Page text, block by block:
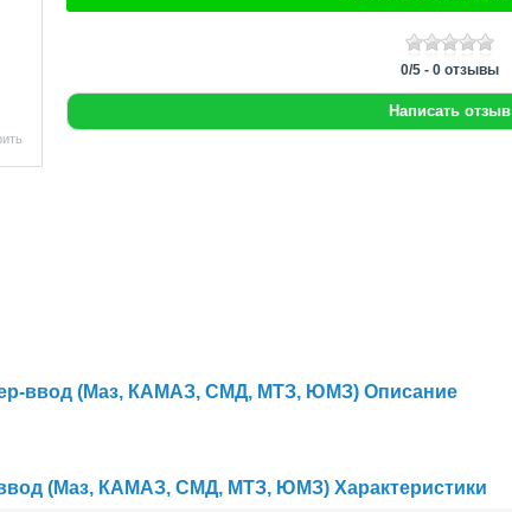
0/5 - 0 отзывы
Написать отзыв
ввод (Маз, КАМАЗ, СМД, МТЗ, ЮМЗ) Описание
(Маз, КАМАЗ, СМД, МТЗ, ЮМЗ) Характеристики